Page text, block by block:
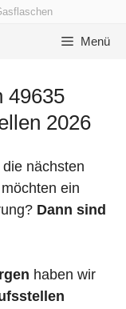
Menü
49635
2026
die nächsten
ein
Dann sind
haben wir